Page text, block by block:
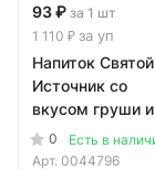
93 ₽ за 1 шт
1 110 ₽ за уп
Напиток Святой
Источник со
вкусом груши и
цитруса 0.5
газ, пэт, 12 шт. в
0
Есть в
Арт. 0044796